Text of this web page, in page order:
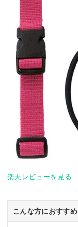
楽天レビューを見る
こんな方におすすめ